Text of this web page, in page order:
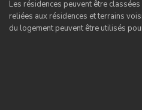
Les résidences peuvent être
reliées aux résidences et terrains
du logement peuvent être utilisés